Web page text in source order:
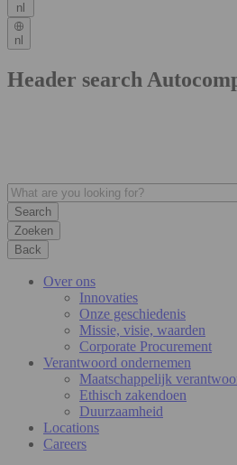
nl
nl
Header search
Zoeken
Back
Over ons
Innovaties
Onze geschiedenis
Missie, visie, waarden
Corporate Procurement
Verantwoord ondernemen
Maatschappelijk
Ethisch zakendoen
Duurzaamheid
Locations
Careers